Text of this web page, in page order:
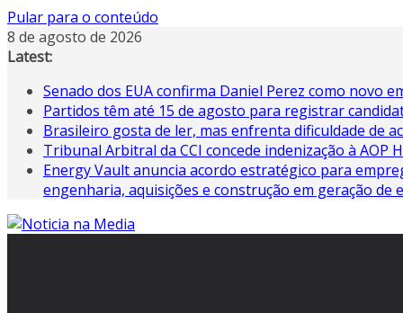
Pular para o conteúdo
8 de agosto de 2026
Latest:
Senado dos EUA confirma Daniel Perez como novo
Partidos têm até 15 de agosto para registrar
Brasileiro gosta de ler, mas enfrenta dificuldade de
Tribunal Arbitral da CCI concede indenização à AOP
Energy Vault anuncia acordo estratégico para
engenharia, aquisições e construção em geração